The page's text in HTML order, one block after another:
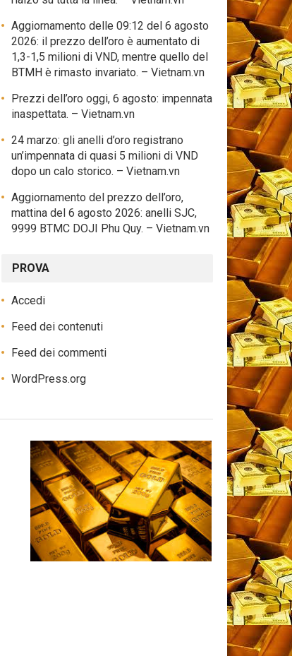
Aggiornamento delle 09:12 del 6 agosto
2026: il prezzo dell’oro è aumentato di
1,3-1,5 milioni di VND, mentre quello del
BTMH è rimasto invariato. – Vietnam.vn
Prezzi dell’oro oggi, 6 agosto: impennata
inaspettata. – Vietnam.vn
24 marzo: gli anelli d’oro registrano
un’impennata di quasi 5 milioni di VND
dopo un calo storico. – Vietnam.vn
Aggiornamento del prezzo dell’oro,
mattina del 6 agosto 2026: anelli SJC,
9999 BTMC DOJI Phu Quy. – Vietnam.vn
PROVA
Accedi
Feed dei contenuti
Feed dei commenti
WordPress.org